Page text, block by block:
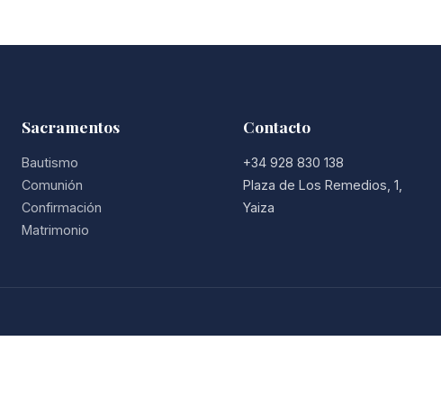
Sacramentos
Bautismo
Comunión
Confirmación
Matrimonio
Contacto
+34 928 830 138
Plaza de Los Remedios, 1,
Yaiza